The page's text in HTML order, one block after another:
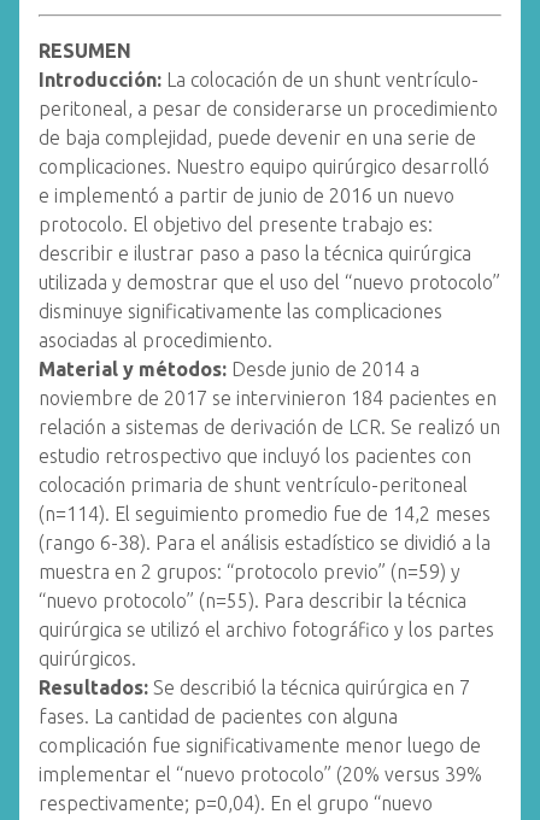
RESUMEN
Introducción: La colocación de un shunt ventrículo-
peritoneal, a pesar de considerarse un procedimiento
de baja complejidad, puede devenir en una serie de
complicaciones. Nuestro equipo quirúrgico desarrolló
e implementó a partir de junio de 2016 un nuevo
protocolo. El objetivo del presente trabajo es:
describir e ilustrar paso a paso la técnica quirúrgica
utilizada y demostrar que el uso del “nuevo protocolo”
disminuye significativamente las complicaciones
asociadas al procedimiento.
Material y métodos: Desde junio de 2014 a
noviembre de 2017 se intervinieron 184 pacientes en
relación a sistemas de derivación de LCR. Se realizó un
estudio retrospectivo que incluyó los pacientes con
colocación primaria de shunt ventrículo-peritoneal
(n=114). El seguimiento promedio fue de 14,2 meses
(rango 6-38). Para el análisis estadístico se dividió a la
muestra en 2 grupos: “protocolo previo” (n=59) y
“nuevo protocolo” (n=55). Para describir la técnica
quirúrgica se utilizó el archivo fotográfico y los partes
quirúrgicos.
Resultados: Se describió la técnica quirúrgica en 7
fases. La cantidad de pacientes con alguna
complicación fue significativamente menor luego de
implementar el “nuevo protocolo” (20% versus 39%
respectivamente; p=0,04). En el grupo “nuevo